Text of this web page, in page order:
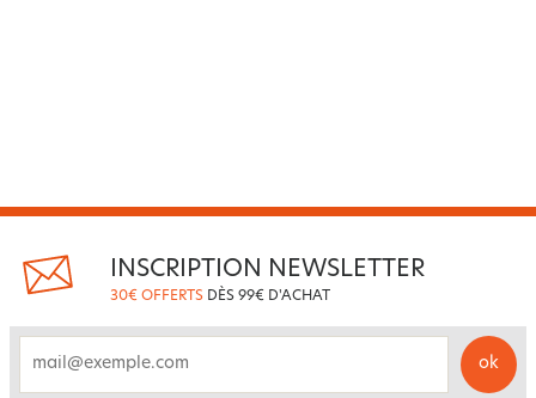
INSCRIPTION NEWSLETTER
30€ OFFERTS DÈS 99€ D'ACHAT
ok